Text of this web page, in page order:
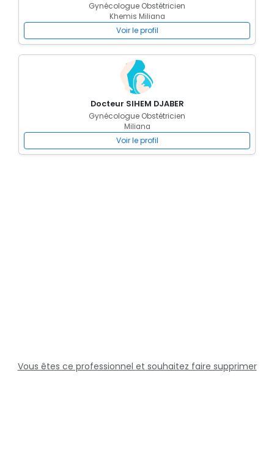
Gynécologue Obstétricien
Khemis Miliana
Voir le profil
Docteur SIHEM DJABER
Gynécologue Obstétricien
Miliana
Voir le profil
Vous êtes ce professionnel et souhaitez faire supprimer